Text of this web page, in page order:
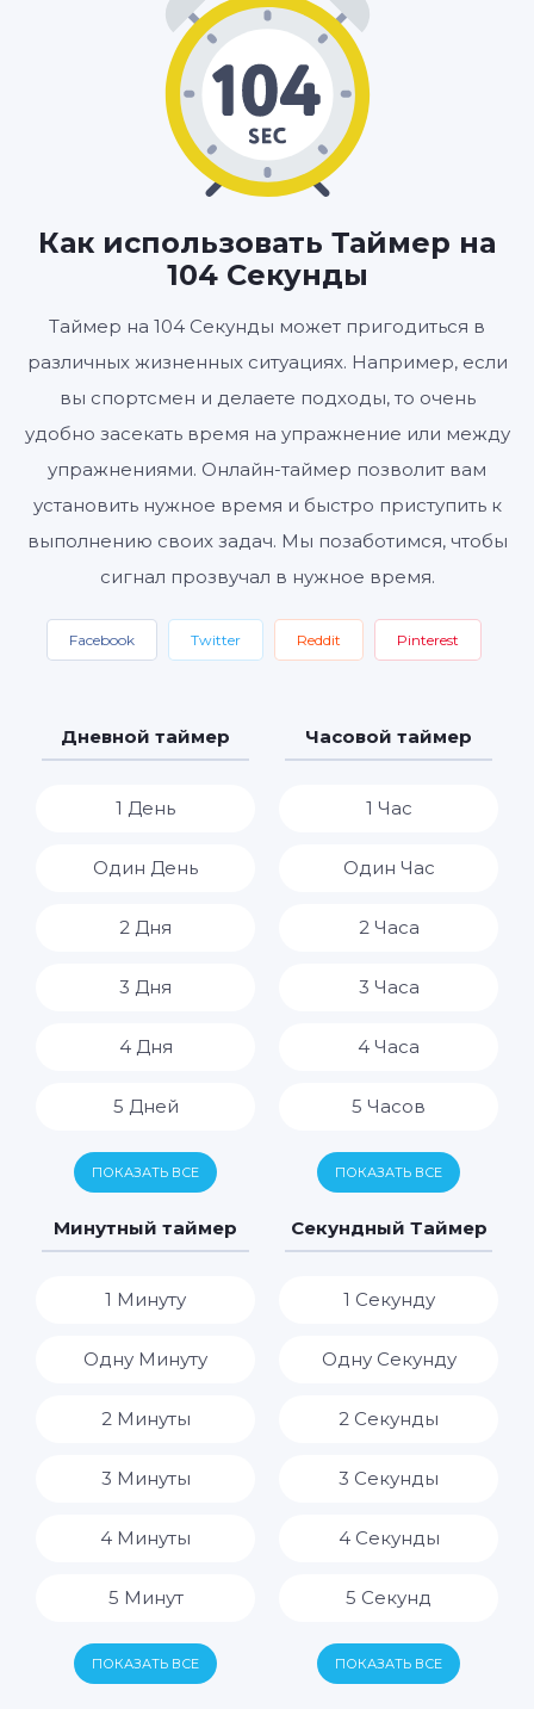
Как использовать Таймер на
104 Секунды
Таймер на 104 Секунды может пригодиться в
различных жизненных ситуациях. Например, если
вы спортсмен и делаете подходы, то очень
удобно засекать время на упражнение или между
упражнениями. Онлайн-таймер позволит вам
установить нужное время и быстро приступить к
выполнению своих задач. Мы позаботимся, чтобы
сигнал прозвучал в нужное время.
Facebook Twitter Reddit Pinterest
Дневной таймер
1 День
Один День
2 Дня
3 Дня
4 Дня
5 Дней
6 Дней
7 Дней
ПОКАЗАТЬ ВСЕ
Часовой таймер
1 Час
Один Час
2 Часа
3 Часа
4 Часа
5 Часов
6 Часов
7 Часов
14 Часов
ПОКАЗАТЬ ВСЕ
Минутный таймер
1 Минуту
Одну Минуту
2 Минуты
3 Минуты
4 Минуты
5 Минут
6 Минут
ПОКАЗАТЬ ВСЕ
Секундный Таймер
1 Секунду
Одну Секунду
2 Секунды
3 Секунды
4 Секунды
5 Секунд
6 Секунд
ПОКАЗАТЬ ВСЕ
01 : 44
Старт